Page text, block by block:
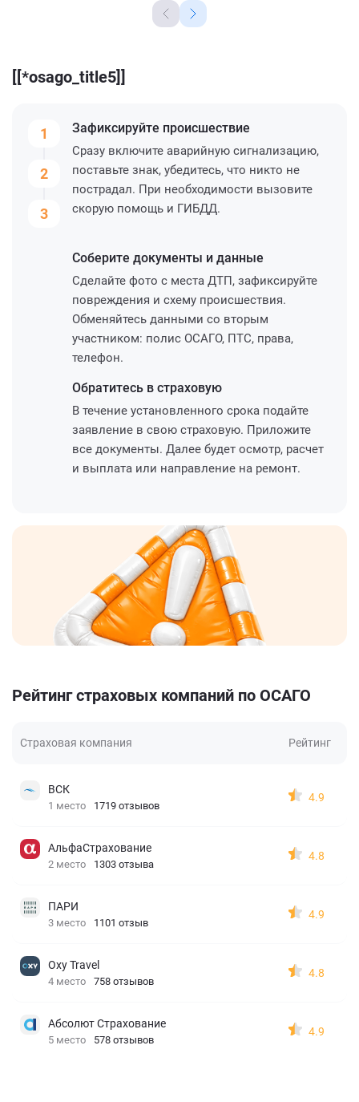
[[*osago_title5]]
1
2
3
Зафиксируйте происшествие
Сразу включите аварийную сигнализацию,
поставьте знак, убедитесь, что никто не
пострадал. При необходимости вызовите
скорую помощь и ГИБДД.
Соберите документы и данные
Сделайте фото с места ДТП, зафиксируйте
повреждения и схему происшествия.
Обменяйтесь данными со вторым
участником: полис ОСАГО, ПТС, права,
телефон.
Обратитесь в страховую
В течение установленного срока подайте
заявление в свою страховую. Приложите
все документы. Далее будет осмотр, расчет
и выплата или направление на ремонт.
Рейтинг страховых компаний по ОСАГО
Страховая компания Рейтинг
ВСК
1 место 1719 отзывов
4.9
АльфаСтрахование
2 место 1303 отзыва
4.8
ПАРИ
3 место 1101 отзыв
4.9
Oxy Travel
4 место 758 отзывов
4.8
Абсолют Страхование
5 место 578 отзывов
4.9